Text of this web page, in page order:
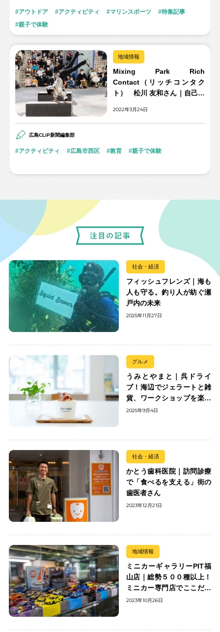
アウトドア アクティビティ マリンスポーツ
特集記事
親子で体験
地域情報
Mixing Park Rich
Contact（リッチコンタク
ト） 松川 友和さん｜自己表
パルクールで心身ともに健康
に。
2022年3月24日
広島CLiP新聞編集部
アクティビティ 広島市西区 教育 親子で体験
社会・経済
フィッシュフレンズ｜海も
人も守る。釣り人が紡ぐ瀬
戸内の未来
2025年11月27日
グルメ
うみとやまと｜呉ドライ
ブ！海辺でジェラートと雑
貨、ワークショップを楽し
む
2025年9月4日
社会・経済
かとう歯科医院｜訪問診療
で「食べるを支える」街の
歯医者さん
2023年12月21日
地域情報
ミニカーギャラリーPIT福
山店｜総勢５００種以上！
ミニカー専門店でここだけ
の出会いを楽しもう
2023年10月26日